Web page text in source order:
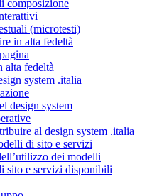
composizione
(microtesti)
in alta fedeltà
alta fedeltà
system .italia
design system
al design system .italia
di sito e servizi
dei modelli
sito e servizi disponibili